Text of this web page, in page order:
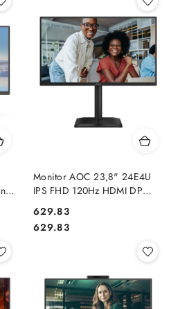
Monitor AOC 23,8" 24E4U
IPS FHD 120Hz HDMI DP
Cena:
629.83
Cena:
629.83